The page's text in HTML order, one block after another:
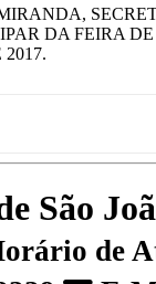
DA FEIRA
São
de